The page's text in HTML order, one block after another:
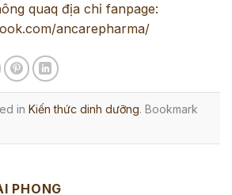
quaq địa chỉ fanpage:
ancarepharma/
in Kiến thức dinh dưỡng. Bookmark
PHONG